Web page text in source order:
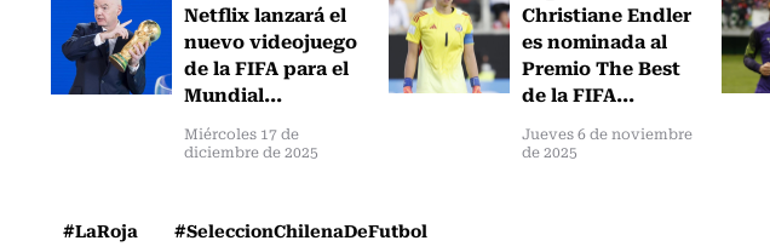
Netflix lanzará el
nuevo videojuego
de la FIFA para el
Mundial...
Miércoles 17 de
diciembre de 2025
Christiane Endler
es nominada al
Premio The Best
de la FIFA...
Jueves 6 de noviembre
de 2025
#LaRoja #SeleccionChilenaDeFutbol